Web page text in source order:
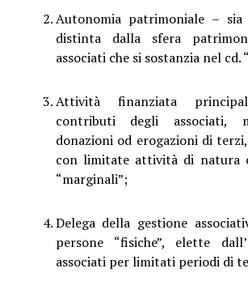
Autonomia patrimoniale –
distinta dalla sfera
associati che si sostanzia nel cd.
Attività finanziata
contributi degli associati,
donazioni od erogazioni di
con limitate attività di natura
“marginali”;
Delega della gestione
persone “fisiche”, elette
associati per limitati periodi di